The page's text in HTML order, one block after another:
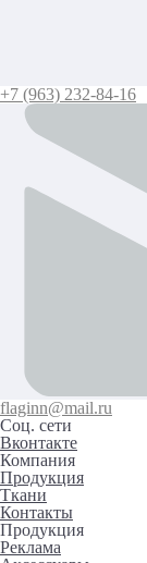
+7 (963) 232-84-16
flaginn@mail.ru
Соц. сети
Вконтакте
Компания
Продукция
Ткани
Контакты
Продукция
Реклама